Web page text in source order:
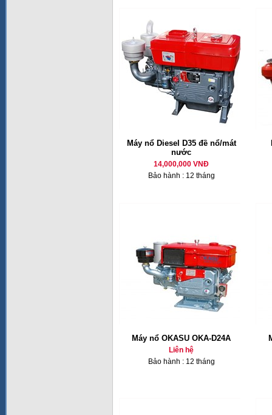
Máy nổ Diesel D35 đề nổ/mát
nước
14,000,000 VNĐ
Bảo hành : 12 tháng
Máy nổ OKASU OKA-D24A
Liên hệ
Bảo hành : 12 tháng